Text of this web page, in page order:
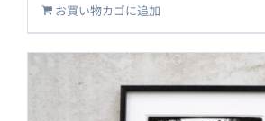
お買い物カゴに追加